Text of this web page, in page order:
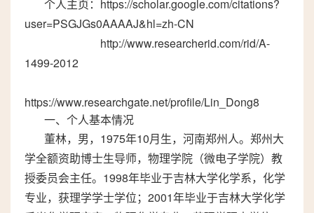
个人主页：https://scholar.google.com/citations?
user=PSGJGs0AAAAJ&hl=zh-CN
http://www.researcherid.com/rid/A-
1499-2012
https://www.researchgate.net/profile/Lin_Dong8
一、个人基本情况
董林，男，1975年10月生，河南郑州人。郑州大
学全额资助博士生导师，物理学院（微电子学院）教
授委员会主任。1998年毕业于吉林大学化学系，化学
专业，获理学学士学位；2001年毕业于吉林大学化学